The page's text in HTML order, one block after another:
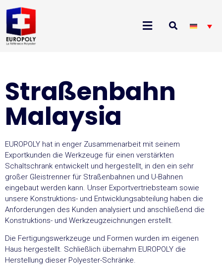
Straßenbahn
Malaysia
EUROPOLY hat in enger Zusammenarbeit mit seinem
Exportkunden die Werkzeuge für einen verstärkten
Schaltschrank entwickelt und hergestellt, in den ein sehr
großer Gleistrenner für Straßenbahnen und U-Bahnen
eingebaut werden kann. Unser Exportvertriebsteam sowie
unsere Konstruktions- und Entwicklungsabteilung haben die
Anforderungen des Kunden analysiert und anschließend die
Konstruktions- und Werkzeugzeichnungen erstellt.
Die Fertigungswerkzeuge und Formen wurden im eigenen
Haus hergestellt. Schließlich übernahm EUROPOLY die
Herstellung dieser Polyester-Schränke.